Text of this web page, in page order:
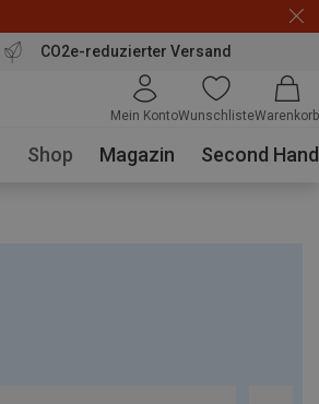
CO2e-reduzierter Versand
Mein KontoWunschlisteWarenkorb
Shop Magazin Second Hand